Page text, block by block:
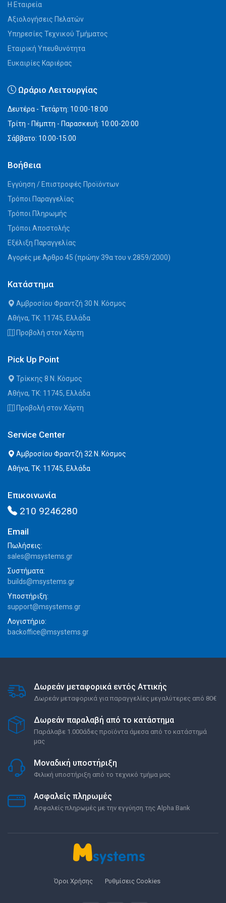
Η Εταιρεία
Αξιολογήσεις Πελατών
Υπηρεσίες Τεχνικού Τμήματος
Εταιρική Υπευθυνότητα
Ευκαιρίες Καριέρας
Ωράριο Λειτουργίας
Δευτέρα - Τετάρτη: 10:00-18:00
Τρίτη - Πέμπτη - Παρασκευή: 10:00-20:00
Σάββατο: 10:00-15:00
Βοήθεια
Εγγύηση / Επιστροφές Προϊόντων
Τρόποι Παραγγελίας
Τρόποι Πληρωμής
Τρόποι Αποστολής
Εξέλιξη Παραγγελίας
Αγορές με Άρθρο 45 (πρώην 39α του ν.2859/2000)
Κατάστημα
Αμβροσίου Φραντζή 30 Ν. Κόσμος
Αθήνα, ΤΚ: 11745, Ελλάδα
Προβολή στον Χάρτη
Pick Up Point
Τρίκκης 8 Ν. Κόσμος
Αθήνα, ΤΚ: 11745, Ελλάδα
Προβολή στον Χάρτη
Service Center
Αμβροσίου Φραντζή 32 Ν. Κόσμος
Αθήνα, ΤΚ: 11745, Ελλάδα
Επικοινωνία
210 9246280
Email
Πωλήσεις:
sales@msystems.gr
Συστήματα:
builds@msystems.gr
Υποστήριξη:
support@msystems.gr
Λογιστήριο:
backoffice@msystems.gr
Δωρεάν μεταφορικά εντός Αττικής
Δωρεάν μεταφορικά για παραγγελίες μεγαλύτερες από 80€
Δωρεάν παραλαβή από το κατάστημα
Παράλαβε 1.000άδες προϊόντα άμεσα από το κατάστημά
μας
Μοναδική υποστήριξη
Φιλική υποστήριξη από το τεχνικό τμήμα μας
Ασφαλείς πληρωμές
Ασφαλείς πληρωμές με την εγγύηση της Alpha Bank
Όροι Χρήσης Ρυθμίσεις Cookies